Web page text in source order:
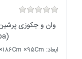
وان و جکوزی
(Spa)
ابعاد: 186Cm ×186Cm ×95Cm